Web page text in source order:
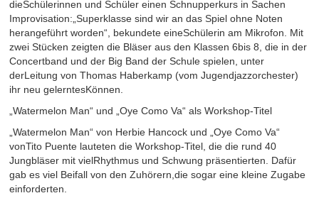
dieSchülerinnen und Schüler einen Schnupperkurs in Sachen
Improvisation:„Superklasse sind wir an das Spiel ohne Noten
herangeführt worden“, bekundete eineSchülerin am Mikrofon. Mit
zwei Stücken zeigten die Bläser aus den Klassen 6bis 8, die in der
Concertband und der Big Band der Schule spielen, unter
derLeitung von Thomas Haberkamp (vom Jugendjazzorchester)
ihr neu gelerntesKönnen.
„Watermelon Man“ und „Oye Como Va“ als Workshop-Titel
„Watermelon Man“ von Herbie Hancock und „Oye Como Va“
vonTito Puente lauteten die Workshop-Titel, die die rund 40
Jungbläser mit vielRhythmus und Schwung präsentierten. Dafür
gab es viel Beifall von den Zuhörern,die sogar eine kleine Zugabe
einforderten.